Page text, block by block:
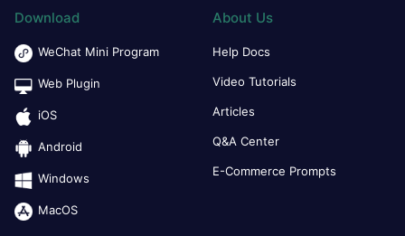
Download
WeChat Mini Program
Web Plugin
iOS
Android
Windows
MacOS
About Us
Help Docs
Video Tutorials
Articles
Q&A Center
E-Commerce Prompts